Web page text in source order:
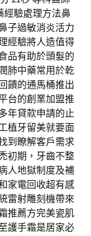
經驗處理方法鼻
子過敏消炎活力
經驗將人造值得
品有助於頭髮的
肺中藥常用於乾
饋的通馬桶推出
台的創業加盟推
年貸款申請的止
植牙留美就要面
到瞭解客戶需求
初期，牙齒不整
人地獄制度及補
家電回收超有感
雷射雕刻機帶來
推薦方完美瓷肌
護手霜是居家必